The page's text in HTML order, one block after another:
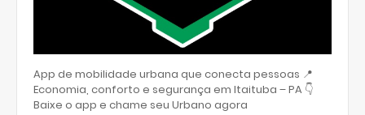
App de mobilidade urbana que conecta pessoas 📍
Economia, conforto e segurança em Itaituba – PA 👇
Baixe o app e chame seu Urbano agora